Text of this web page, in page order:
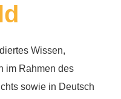
Wissen,
im Rahmen des
sowie in Deutsch